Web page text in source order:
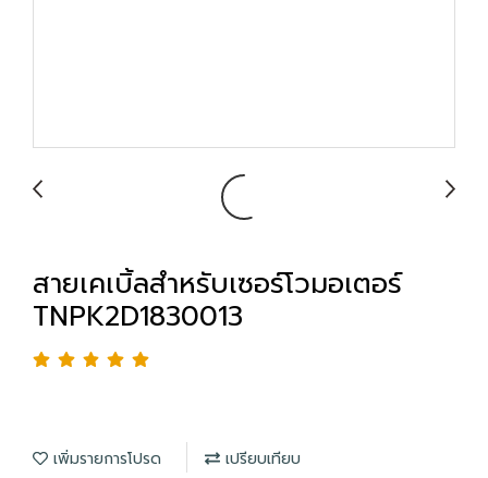
สายเคเบิ้ลสำหรับเซอร์โวมอเตอร์
TNPK2D1830013
เพิ่มรายการโปรด เปรียบเทียบ